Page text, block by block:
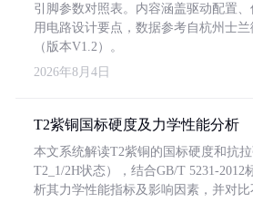
引脚参数对照表。内容涵盖驱动配置
用电路设计要点，数据参考自杭州士
（版本V1.2）。
2026年8月4日
T2紫铜国标硬度及力学性能分析
本文系统解读T2紫铜的国标硬度和抗
T2_1/2H状态），结合GB/T 5231-2012
析其力学性能指标及影响因素，并对